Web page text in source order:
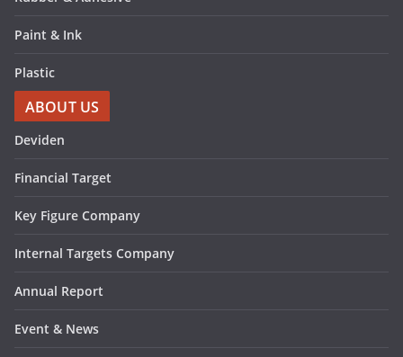
Paint & Ink
Plastic
ABOUT US
Deviden
Financial Target
Key Figure Company
Internal Targets Company
Annual Report
Event & News